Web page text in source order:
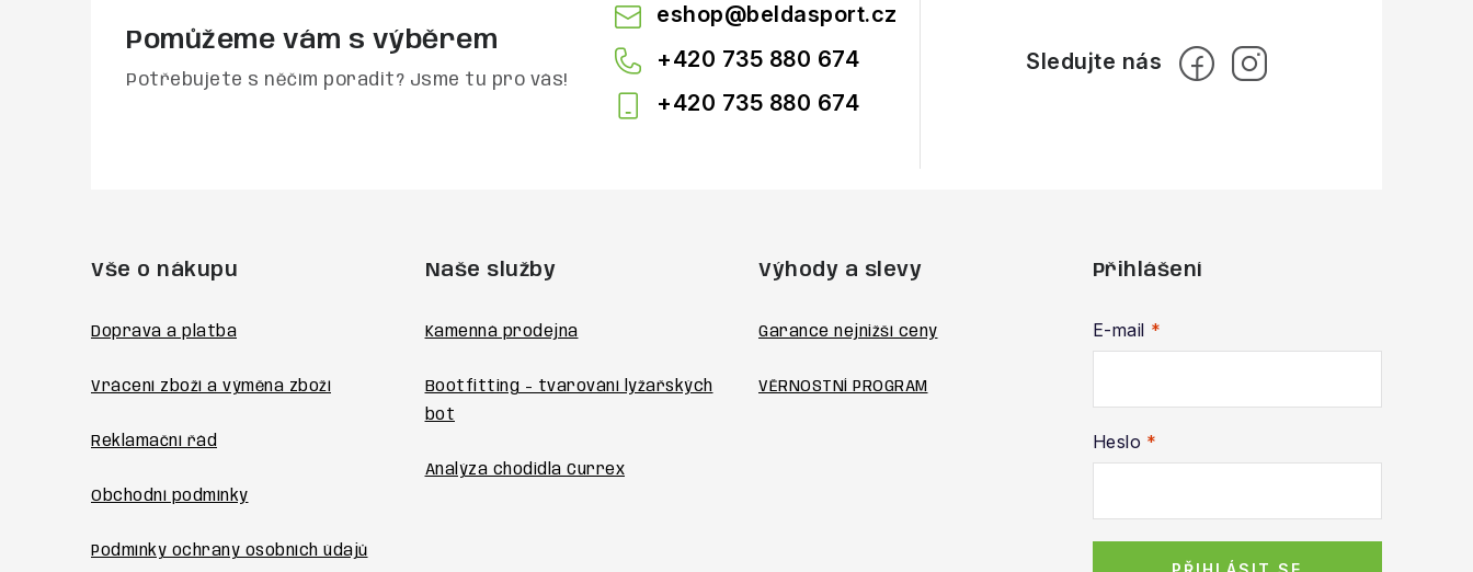
Pomůžeme vám s výběrem
Potřebujete s něčím poradit? Jsme tu pro vás!
eshop@beldasport.cz
+420 735 880 674
+420 735 880 674
Vše o nákupu
Doprava a platba
Vrácení zboží a výměna zboží
Reklamační řád
Obchodní podmínky
Podmínky ochrany osobních údajů
Naše služby
Kamenná prodejna
Bootfitting - tvarování lyžařských
bot
Analýza chodidla Currex
Výhody a slevy
Garance nejnižší ceny
VĚRNOSTNÍ PROGRAM
Přihlášení
E-mail
Heslo